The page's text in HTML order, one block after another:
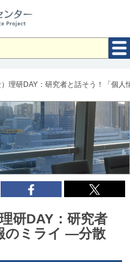
理研DAY：研究者と話そう！「個
研DAY：研究者
のミライ ―分散